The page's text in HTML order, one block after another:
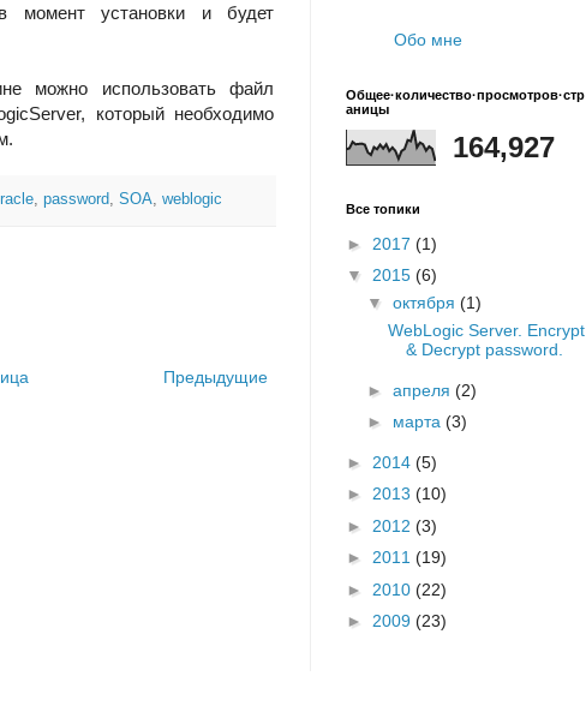
в момент установки и будет
можно использовать файл
который необходимо
,password,SOA,weblogic
Предыдущие
Обо мне
Общее·количество·просмотров·стр
аницы
164,927
Все топики
► 2017 (1)
▼ 2015 (6)
▼ октября (1)
WebLogic Server. Encrypt
& Decrypt password.
► апреля (2)
► марта (3)
► 2014 (5)
► 2013 (10)
► 2012 (3)
► 2011 (19)
► 2010 (22)
► 2009 (23)